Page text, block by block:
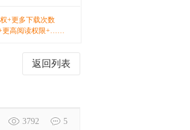
+更多下载次数
+更高阅读权限+……
返回列表
3792 5